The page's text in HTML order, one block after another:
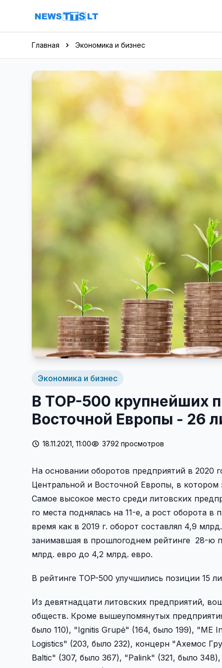
Перейти к содержимому
Главная Экономика и бизнес
Экономика и бизнес
В ТOP-500 крупнейших
Восточной Европы - 26
18.11.2021, 11:00 3792 просмотров
На основании оборотов предприятий в 2020
Центральной и Восточной Европы, в котором
Самое высокое место среди литовских
го места поднялась на 11-е, а рост оборота
время как в 2019 г. оборот составлял 4,9
занимавшая в прошлогоднем рейтинге 28-ю
млрд. евро до 4,2 млрд. евро.
В рейтинге TOP-500 улучшились позиции 15
Из девятнадцати литовских предприятий,
обществ. Кроме вышеупомянутых
было 110), "Ignitis Grupė" (164, было 199), "ME
Logistics" (203, было 232), концерн "Ахемос
Baltic" (307, было 367), "Palink" (321, было